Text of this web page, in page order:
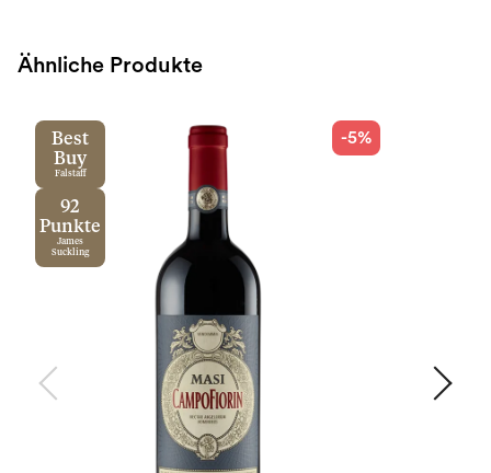
Ähnliche Produkte
Best
Buy
Falstaff
92
Punkte
James
Suckling
-5%